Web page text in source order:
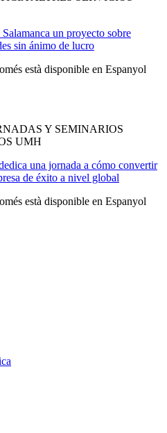
un proyecto sobre
sin ánimo de lucro
està disponible en Espanyol
Y SEMINARIOS
UMH
una jornada a cómo convertir
de éxito a nivel global
està disponible en Espanyol